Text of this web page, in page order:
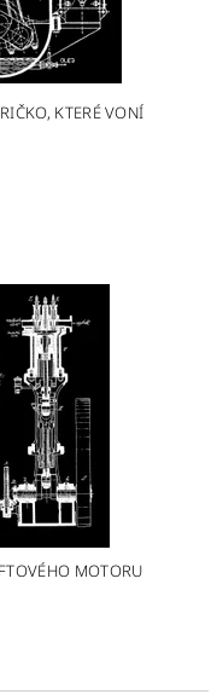
KTERÉ VONÍ
MOTORU